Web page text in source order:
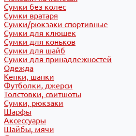
Сумки без колес
Сумки вратаря
Сумки/рюкзаки спортивные
Сумки для клюшек
Сумки для коньков
Сумки для шайб
Сумки для принадлежностей
Одежда
Кепки, шапки
Футболки, джерси
Толстовки, свитшоты
Сумки, рюкзаки
Шарфы
Аксессуары
Шайбы, мячи